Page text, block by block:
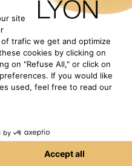
SIRHA
de gravité mondial
Le salon